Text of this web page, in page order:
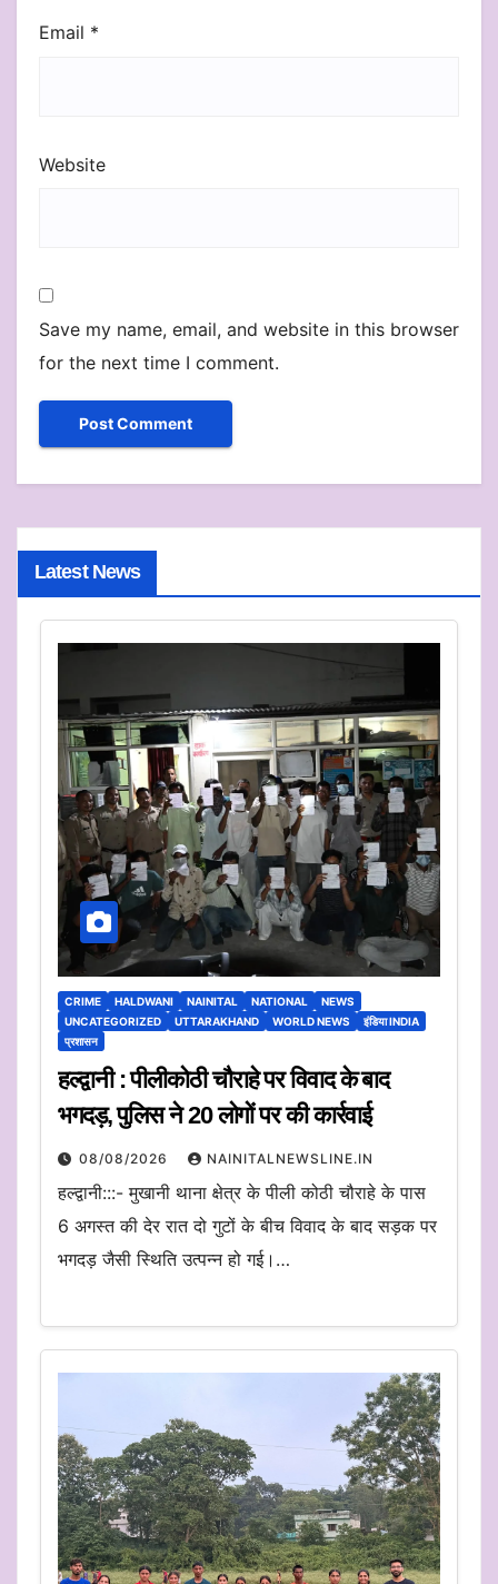
Email *
Website
Save my name, email, and website in this browser
for the next time I comment.
Latest News
CRIME HALDWANI NAINITAL NATIONAL
NEWS
UNCATEGORIZED
UTTARAKHAND WORLD NEWS
इंडिया INDIA
प्रशासन
हल्द्वानी : पीलीकोठी चौराहे पर विवाद के बाद
भगदड़, पुलिस ने 20 लोगों पर की कार्रवाई
08/08/2026 NAINITALNEWSLINE.IN
हल्द्वानी:::- मुखानी थाना क्षेत्र के पीली कोठी चौराहे के पास
6 अगस्त की देर रात दो गुटों के बीच विवाद के बाद सड़क पर
भगदड़ जैसी स्थिति उत्पन्न हो गई।…